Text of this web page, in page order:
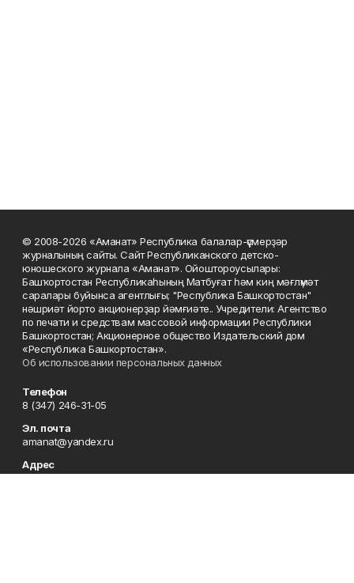
© 2008-2026 «Аманат» Республика балалар-үҫмерҙәр
журналының сайты. Сайт Республиканского детско-
юношеского журнала «Аманат». Ойоштороусылары:
Башҡортостан Республикаһының Матбуғат һәм киң мәғлүмәт
саралары буйынса агентлығы; "Республика Башкортостан"
нәшриәт йорто акционерҙар йәмғиәте.. Учредители: Агентство
по печати и средствам массовой информации Республики
Башкортостан; Акционерное общество Издательский дом
«Республика Башкортостан».
Об использовании персональных данных
Телефон
8 (347) 246-31-05
Эл. почта
amanat@yandex.ru
Адрес
450079, Республика Башкортостан, г. Уфа, ул. 50-летия